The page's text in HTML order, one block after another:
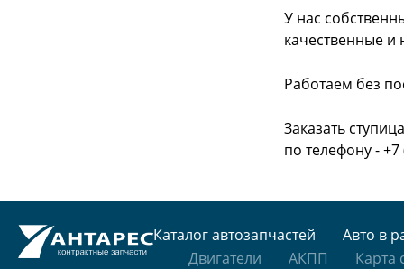
У нас
качественные и
Работаем без
Заказать
по телефону -
Каталог автозапчастей
Авто в
Двигатели
АКПП Карта